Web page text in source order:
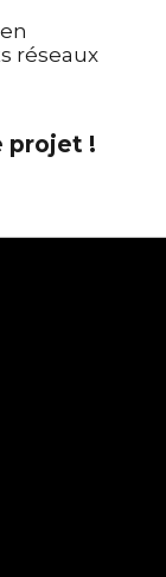
réseaux
projet !